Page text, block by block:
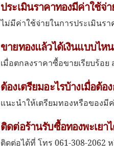
ประเมินราคาทองมีค่าใช้จ่
ไม่มีค่าใช้จ่ายในการประเมินร
ขายทองแล้วได้เงินแบบไห
เมื่อตกลงราคาซื้อขายเรียบร้อ
ต้องเตรียมอะไรบ้างเมื่อต้อ
แนะนำให้เตรียมทองหรือของ
ติดต่อร้านรับซื้อทองพะเยา
ติดต่อได้ที่ โทร 061-308-2062